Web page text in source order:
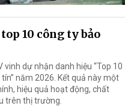
10 công ty bảo
vinh dự nhận danh hiệu “Top 10
năm 2026. Kết quả này một
hiệu quả hoạt động, chất
trên thị trường.